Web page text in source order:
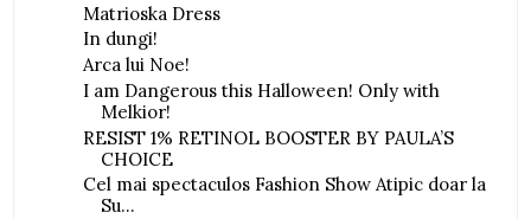
Matrioska Dress
In dungi!
Arca lui Noe!
I am Dangerous this Halloween! Only with
Melkior!
RESIST 1% RETINOL BOOSTER BY PAULA’S
CHOICE
Cel mai spectaculos Fashion Show Atipic doar la
Su...